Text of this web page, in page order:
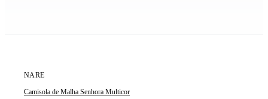
NARE
Camisola de Malha Senhora Multicor